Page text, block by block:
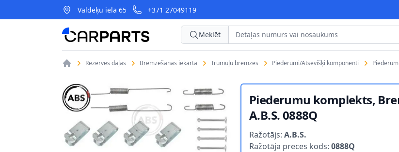
Valdeķu iela 65 +371 27049119
CarParts Meklēt
Rezerves daļas Bremzēšanas iekārta Trumuļu bremzes Piederumi/Atsevišķi komponenti
Piederumu komplekts,
A.B.S. 0888Q
Ražotājs: A.B.S.
Ražotāja preces kods: 0888Q